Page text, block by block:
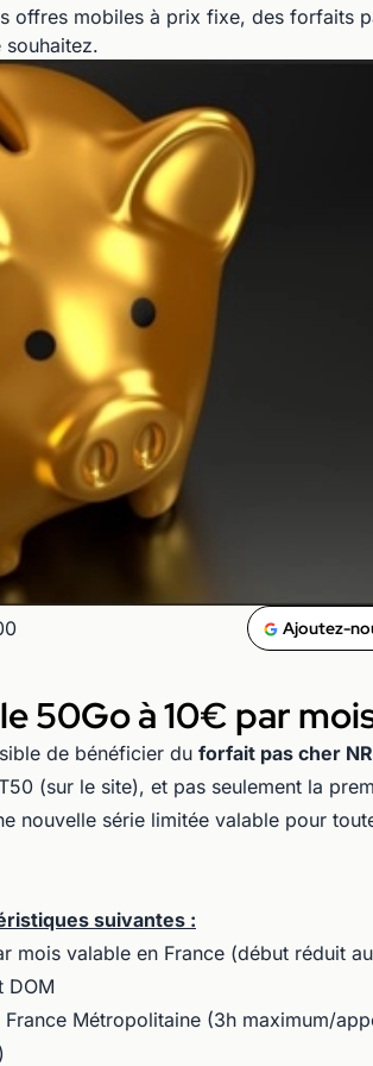
offres mobiles à prix fixe, des forfaits
Ajoutez-
50Go à 10€ par
de bénéficier du forfait pas cher
(sur le site), et pas seulement la
nouvelle série limitée valable pour
suivantes :
mois valable en France (début réduit
DOM
Métropolitaine (3h maximum/